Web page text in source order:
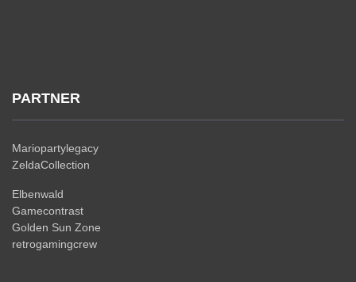
PARTNER
Mariopartylegacy
ZeldaCollection
Elbenwald
Gamecontrast
Golden Sun Zone
retrogamingcrew